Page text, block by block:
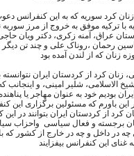
١٤ نفر از زنان کرد سوريه كه به اين
عراق، آمنه زکری، دکتر ویان
رحمان ،روناک علی و چند تن
زنان کرد از كردستان ایران
الاسلامی، شلیر امینی، و اينجانب كه
بوديم خود به عنوان مهاجر يا
باورم كه مسئولين برگزارى اين
كرد از كردستان ايران بتوانند در
برجسته و فعال سیاسی واحزاب
در داخل و چه در خارج از كشور كه